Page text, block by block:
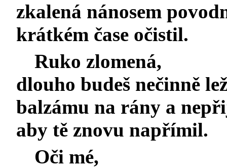
zkalená nánosem
krátkém čase očistil.
Ruko zlomená,
dlouho budeš nečinně
balzámu na rány a
aby tě znovu napřímil.
Oči mé,